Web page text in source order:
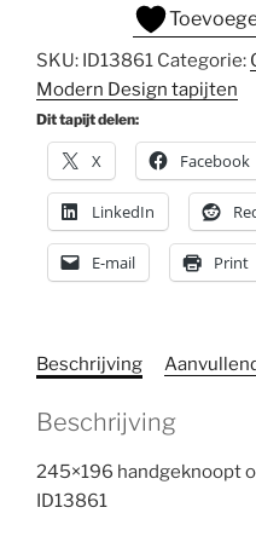
SKU: ID13861 Categorie:
Modern Design tapijten
Dit tapijt delen:
X Facebook
LinkedIn
E-mail Print
Beschrijving
Beschrijving
245×196 handgeknoopt
ID13861